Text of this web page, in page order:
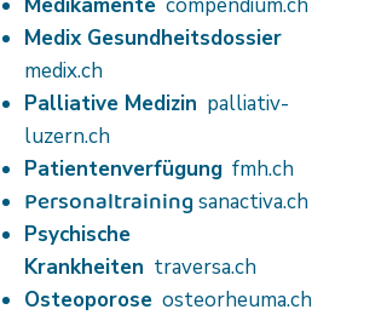
Medix Gesundheitsdossier
medix.ch
Palliative Medizin palliativ-
luzern.ch
Patientenverfügung fmh.ch
Personaltraining sanactiva.ch
Psychische
Krankheiten traversa.ch
Osteoporose osteorheuma.ch